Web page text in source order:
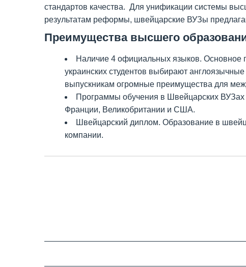
стандартов качества. Для унификации системы
результатам реформы, швейцарские ВУЗы
Преимущества высшего
Наличие 4 официальных языков. Основное
украинских студентов выбирают
выпускникам огромные преимущества для
Программы обучения в Швейцарских
Франции, Великобритании и США.
Швейцарский диплом. Образование в
компании.
Стажировки. Частные бизнес школы и
возможность получить дополнительный
Международная карьера. Благодаря
возможности трудоустройства в любой стране
Безопасность страны. Благодаря
учитывая текущую ситуацию во многих
Расположение в сердце Европы.